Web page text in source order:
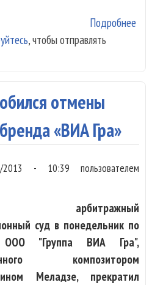
Подробнее
, чтобы отправлять
отмены
«ВИА Гра»
2013 - 10:39 пользователем
арбитражный
суд в понедельник по
ООО "Группа ВИА Гра",
композитором
Меладзе, прекратил